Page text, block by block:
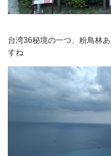
台湾36秘境の一つ、粉鳥林
すね